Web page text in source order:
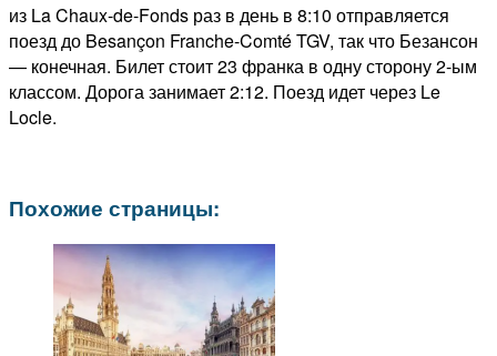
из La Chaux-de-Fonds раз в день в 8:10 отправляется
поезд до Besançon Franche-Comté TGV, так что Безансон
— конечная. Билет стоит 23 франка в одну сторону 2-ым
классом. Дорога занимает 2:12. Поезд идет через Le
Locle.
Похожие страницы: